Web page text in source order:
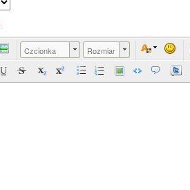
Czcionka Rozmiar